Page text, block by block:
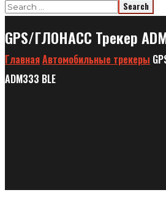
GPS/ГЛОНАСС Трекер
ГлавнаяАвтомобильные трекеры
ADM333 BLE